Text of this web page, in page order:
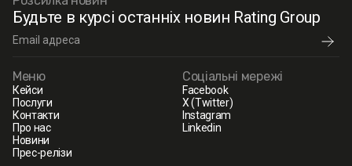
Будьте в курсі останніх новин Rating Group
Меню
Кейси
Послуги
Контакти
Про нас
Новини
Прес-релізи
Соціальні мережі
Facebook
X (Twitter)
Instagram
Linkedin